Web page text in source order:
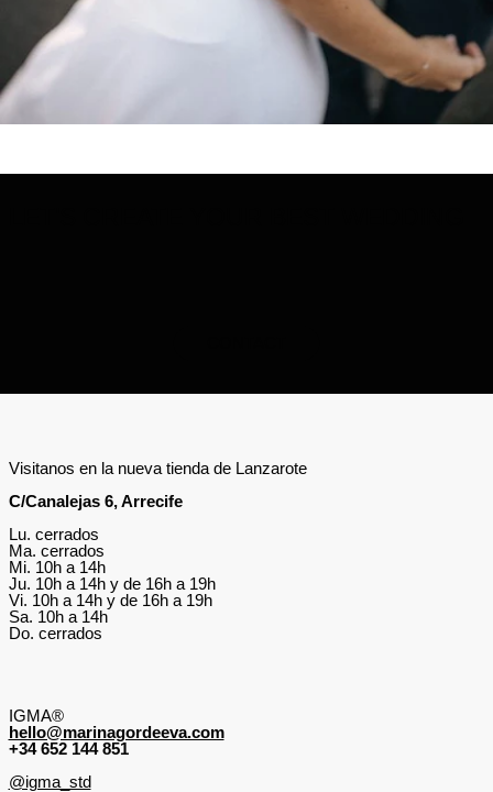
Visitanos en la nueva tienda de Lanzarote
C/Canalejas 6, Arrecife
Lu. cerrados
Ma. cerrados
Mi. 10h a 14h
Ju. 10h a 14h y de 16h a 19h
Vi. 10h a 14h y de 16h a 19h
Sa. 10h a 14h
Do. cerrados
IGMA®
hello@marinagordeeva.com
+34 652 144 851
@igma_std